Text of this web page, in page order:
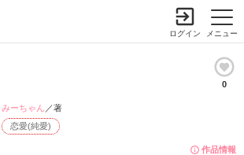
メニュー
ログイン
0
作品情報
恋愛(純愛)
みーちゃん ／著